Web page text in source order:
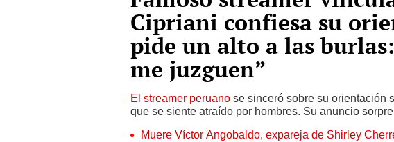
Cipriani confiesa su
pide un alto a las
me juzguen”
El streamer peruano se sinceró sobre su orientación
que se siente atraído por hombres. Su anuncio
Muere Víctor Angobaldo, expareja de Shirley